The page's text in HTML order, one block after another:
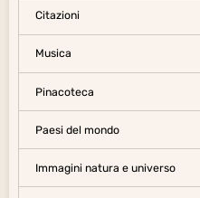
Citazioni
Musica
Pinacoteca
Paesi del mondo
Immagini natura e universo